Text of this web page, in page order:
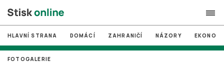
search
# MUNI
HLAVNÍ STRANA DOMÁCÍ ZAHRANIČÍ NÁZORY
FOTOGALERIE